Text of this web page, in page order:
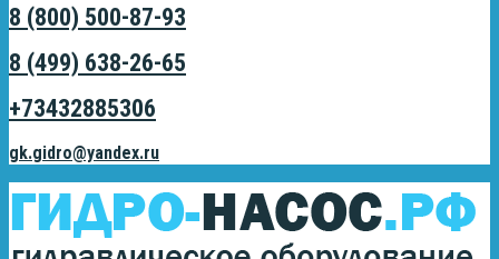
8 (800) 500-87-93
8 (499) 638-26-65
+73432885306
gk.gidro@yandex.ru